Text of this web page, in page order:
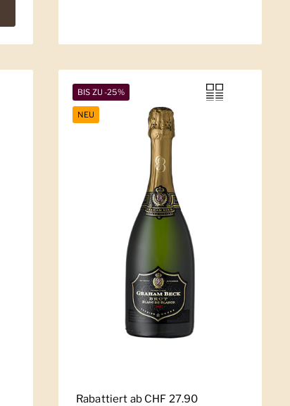
Regulärer Preis
Rabattiert ab CHF 27.90
BIS ZU -25%
NEU